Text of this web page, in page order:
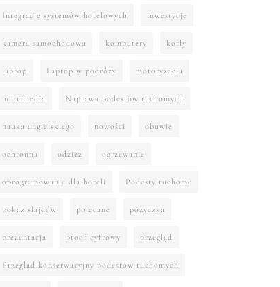
Integracje systemów hotelowych inwestycje
kamera samochodowa komputery kotły
laptop Laptop w podróży motoryzacja
multimedia Naprawa podestów ruchomych
nauka angielskiego nowości obuwie
ochronna odzież ogrzewanie
oprogramowanie dla hoteli Podesty ruchome
pokaz slajdów polecane pożyczka
prezentacja proof cyfrowy przegląd
Przegląd konserwacyjny podestów ruchomych